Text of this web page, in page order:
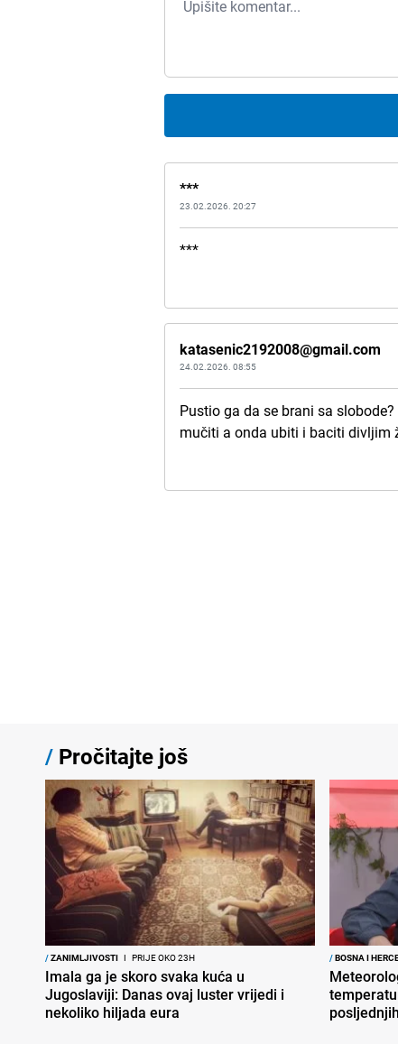
***
23.02.2026. 20:27
***
katasenic2192008@gmail.com
24.02.2026. 08:55
Pustio ga da se brani sa
mučiti a onda ubiti i baciti divljim
/ Pročitajte još
/ZANIMLJIVOSTI I PRIJE OKO 23H
Imala ga je skoro svaka kuća u
Jugoslaviji: Danas ovaj luster vrijedi i
nekoliko hiljada eura
/BOSNA I